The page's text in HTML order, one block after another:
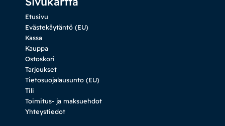
Etusivu
Evästekäytäntö (EU)
Kassa
Kauppa
Ostoskori
Tarjoukset
Tietosuojalausunto (EU)
Tili
Toimitus- ja maksuehdot
Yhteystiedot